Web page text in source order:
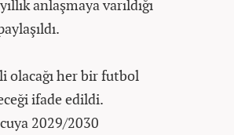
anlaşmaya varıldığı
olacağı her bir futbol
ifade edildi.
2029/2030